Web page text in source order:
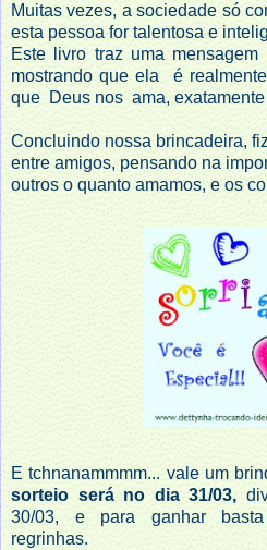
Muitas vezes, a sociedade só
esta pessoa for talentosa e
Este livro traz uma
mostrando que ela é
que Deus nos ama,
Concluindo nossa brincadeira,
entre amigos, pensando na
outros o quanto amamos, e os
E tchnanammmm... vale um
sorteio será no dia 31/03,
30/03, e para ganhar basta
regrinhas.